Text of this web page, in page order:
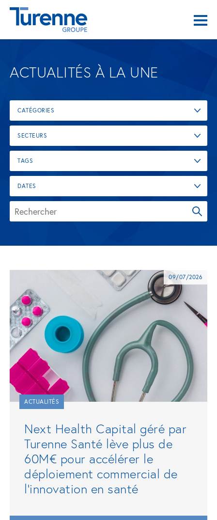
ACTUALITÉS À LA UNE
CATÉGORIES
SECTEURS
TAGS
DATES
09/07/2026
ACTUALITÉS
Next Health Capital géré par
Turenne Santé lève plus de
60M€ pour accélérer le
déploiement commercial de
l'innovation en santé